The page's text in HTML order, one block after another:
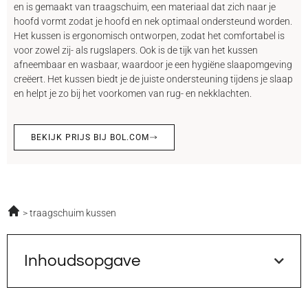
en is gemaakt van traagschuim, een materiaal dat zich naar je
hoofd vormt zodat je hoofd en nek optimaal ondersteund worden.
Het kussen is ergonomisch ontworpen, zodat het comfortabel is
voor zowel zij- als rugslapers. Ook is de tijk van het kussen
afneembaar en wasbaar, waardoor je een hygiëne slaapomgeving
creëert. Het kussen biedt je de juiste ondersteuning tijdens je slaap
en helpt je zo bij het voorkomen van rug- en nekklachten.
BEKIJK PRIJS BIJ BOL.COM
traagschuim kussen
Inhoudsopgave